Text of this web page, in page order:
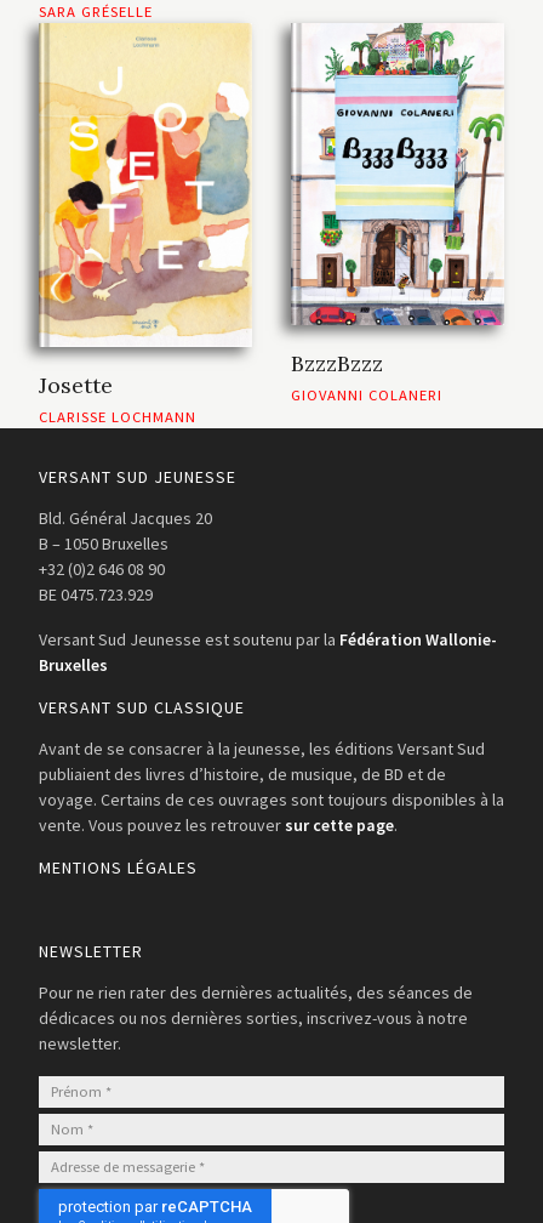
SARA GRÉSELLE
Josette
CLARISSE LOCHMANN
BzzzBzzz
GIOVANNI COLANERI
VERSANT SUD JEUNESSE
Bld. Général Jacques 20
B – 1050 Bruxelles
+32 (0)2 646 08 90
BE 0475.723.929
Versant Sud Jeunesse est soutenu par la Fédération Wallonie-
Bruxelles
VERSANT SUD CLASSIQUE
Avant de se consacrer à la jeunesse, les éditions Versant Sud
publiaient des livres d’histoire, de musique, de BD et de
voyage. Certains de ces ouvrages sont toujours disponibles à la
vente. Vous pouvez les retrouver sur cette page.
MENTIONS LÉGALES
NEWSLETTER
Pour ne rien rater des dernières actualités, des séances de
dédicaces ou nos dernières sorties, inscrivez-vous à notre
newsletter.